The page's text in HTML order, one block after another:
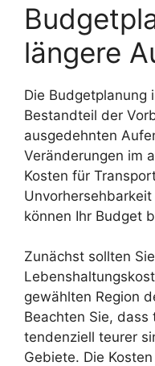
längere
Die Budgetplanung
Bestandteil der
ausgedehnten
Veränderungen im
Kosten für
können Ihr Budget
Zunächst sollten
gewählten Region
Beachten Sie,
tendenziell teurer
Gebiete. Die